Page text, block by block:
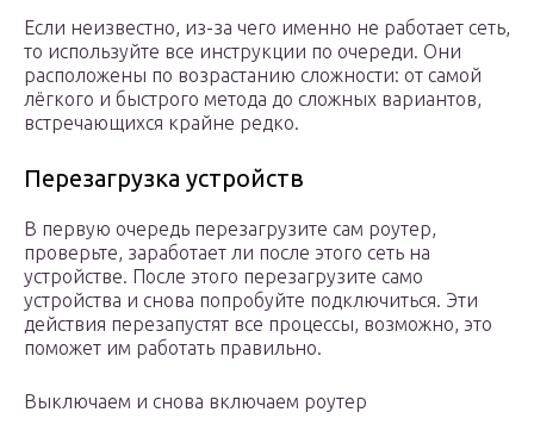
Если неизвестно, из-за чего именно не работает сеть,
то используйте все инструкции по очереди. Они
расположены по возрастанию сложности: от самой
лёгкого и быстрого метода до сложных вариантов,
встречающихся крайне редко.
Перезагрузка устройств
В первую очередь перезагрузите сам роутер,
проверьте, заработает ли после этого сеть на
устройстве. После этого перезагрузите само
устройства и снова попробуйте подключиться. Эти
действия перезапустят все процессы, возможно, это
поможет им работать правильно.
Выключаем и снова включаем роутер